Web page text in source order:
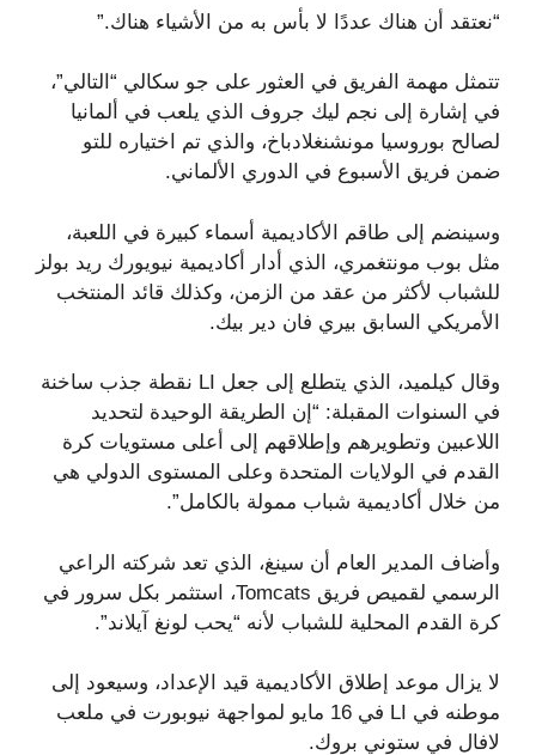
“نعتقد أن هناك عددًا لا بأس به من الأشياء هناك.”
تتمثل مهمة الفريق في العثور على جو سكالي “التالي”،
في إشارة إلى نجم ليك جروف الذي يلعب في ألمانيا
لصالح بوروسيا مونشنغلادباخ، والذي تم اختياره للتو
ضمن فريق الأسبوع في الدوري الألماني.
وسينضم إلى طاقم الأكاديمية أسماء كبيرة في اللعبة،
مثل بوب مونتغمري، الذي أدار أكاديمية نيويورك ريد بولز
للشباب لأكثر من عقد من الزمن، وكذلك قائد المنتخب
الأمريكي السابق بيري فان دير بيك.
وقال كيلميد، الذي يتطلع إلى جعل LI نقطة جذب ساخنة
في السنوات المقبلة: “إن الطريقة الوحيدة لتحديد
اللاعبين وتطويرهم وإطلاقهم إلى أعلى مستويات كرة
القدم في الولايات المتحدة وعلى المستوى الدولي هي
من خلال أكاديمية شباب ممولة بالكامل”.
وأضاف المدير العام أن سينغ، الذي تعد شركته الراعي
الرسمي لقميص فريق Tomcats، استثمر بكل سرور في
كرة القدم المحلية للشباب لأنه “يحب لونغ آيلاند”.
لا يزال موعد إطلاق الأكاديمية قيد الإعداد، وسيعود إلى
موطنه في LI في 16 مايو لمواجهة نيوبورت في ملعب
لافال في ستوني بروك.